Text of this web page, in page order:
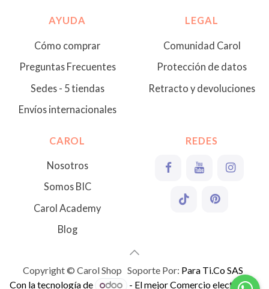
AYUDA
Cómo comprar
Preguntas Frecuentes
Sedes - 5 tiendas
Envíos internacionales
LEGAL
Comunidad Carol
Protección de datos
Retracto y devoluciones
CAROL
Nosotros
Somos BIC
Carol Academy
Blog
REDES
Copyright © Carol Shop Soporte Por: Para Ti.Co SAS
Con la tecnología de
- El mejorComercio electrónico